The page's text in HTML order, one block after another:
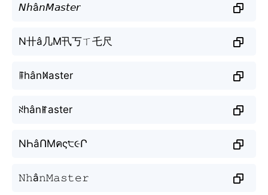
𝘕𝘩â𝘯𝘔𝘢𝘴𝘵𝘦𝘳
N卄â几M卂丂ㄒ乇尺
ꁹhânꁒaster
ꋊhânꂵaster
NҺâՈMคς੮૯Ր
𝙽𝚑â𝚗𝙼𝚊𝚜𝚝𝚎𝚛